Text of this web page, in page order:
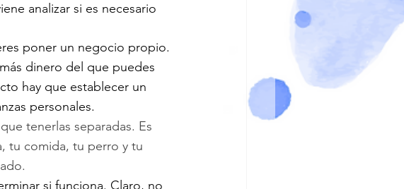
analizar si es necesario
poner un negocio propio.
dinero del que puedes
hay que establecer un
personales.
tenerlas separadas. Es
tu comida, tu perro y tu
si funciona. Claro, no